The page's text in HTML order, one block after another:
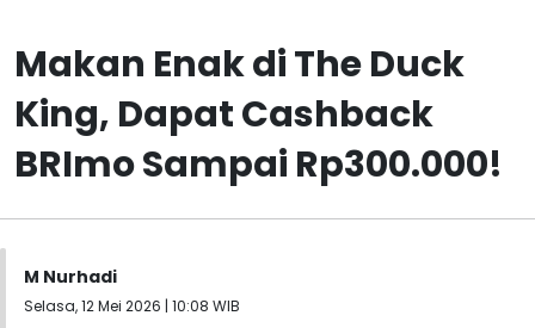
Makan Enak di The Duck
King, Dapat Cashback
BRImo Sampai Rp300.000!
M Nurhadi
Selasa, 12 Mei 2026 | 10:08 WIB